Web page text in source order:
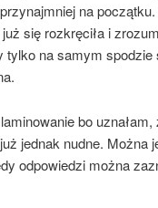
na
się rozkręciła i
tylko na samym spodzie
bo uznałam,
jednak nudne. Można
odpowiedzi można